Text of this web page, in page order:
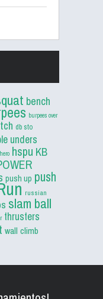
bench
burpees over
db sto
unders
hero hspu KB
push up push
russian
slam ball
thrusters
wall climb